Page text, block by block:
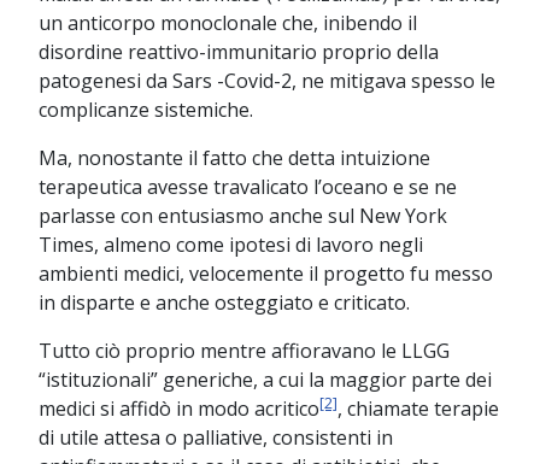
un anticorpo monoclonale che, inibendo il
disordine reattivo-immunitario proprio della
patogenesi da Sars -Covid-2, ne mitigava spesso le
complicanze sistemiche.
Ma, nonostante il fatto che detta intuizione
terapeutica avesse travalicato l’oceano e se ne
parlasse con entusiasmo anche sul New York
Times, almeno come ipotesi di lavoro negli
ambienti medici, velocemente il progetto fu messo
in disparte e anche osteggiato e criticato.
Tutto ciò proprio mentre affioravano le LLGG
“istituzionali” generiche, a cui la maggior parte dei
medici si affidò in modo acritico[2], chiamate terapie
di utile attesa o palliative, consistenti in